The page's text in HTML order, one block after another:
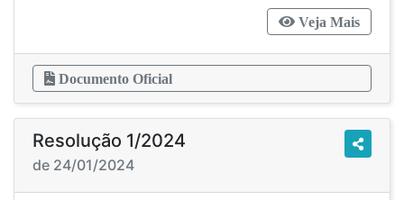
Veja Mais
Documento Oficial
Resolução 1/2024
de 24/01/2024